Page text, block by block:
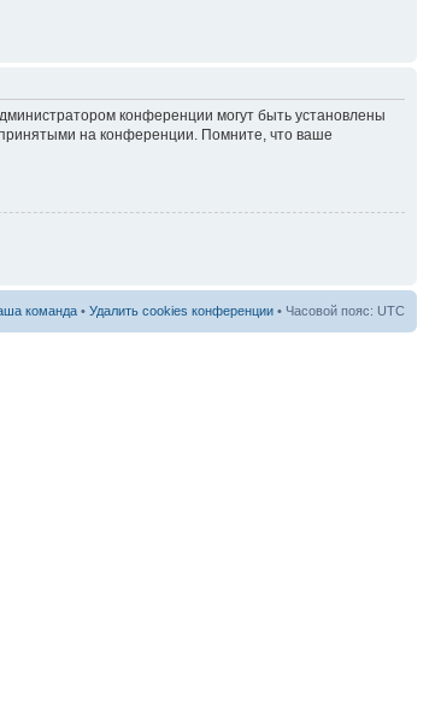
конференции могут быть установлены
на конференции. Помните, что ваше
команда • Удалить cookies конференции • Часовой пояс: UTC